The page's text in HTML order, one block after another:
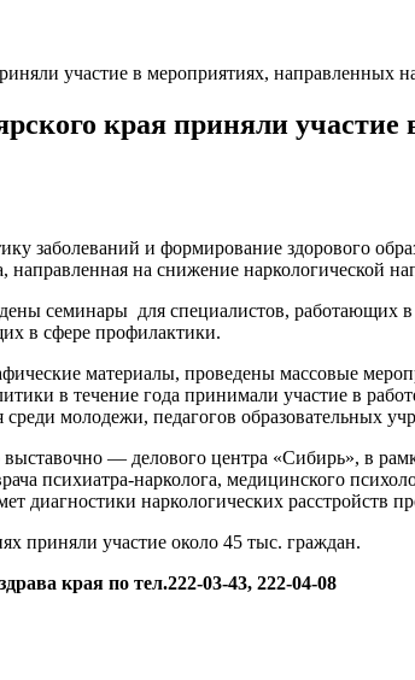
участие в мероприятиях, направленных
края приняли
заболеваний и формирование здорового
направленная на снижение наркологической
семинары для специалистов,
в сфере профилактики.
материалы, проведены массовые
в течение года принимали участие в
молодежи, педагогов образовательных
— делового центра «Сибирь», в
психиатра-нарколога, медицинского
диагностики наркологических расстройств
приняли участие около 45 тыс. граждан.
края по тел.222-03-43, 222-04-08